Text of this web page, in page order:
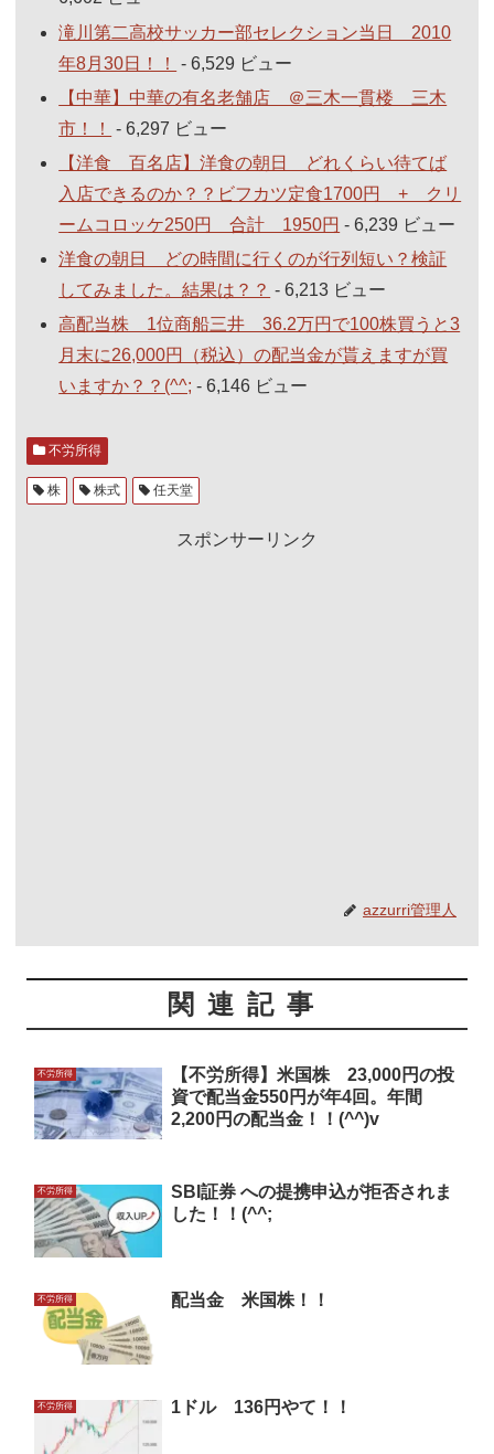
滝川第二高校サッカー部セレクション当日 2010
年8月30日！！
- 6,529 ビュー
【中華】中華の有名老舗店 ＠三木一貫楼 三木
市！！
- 6,297 ビュー
【洋食 百名店】洋食の朝日 どれくらい待てば
入店できるのか？？ビフカツ定食1700円 + クリ
ームコロッケ250円 合計 1950円 - 6,239 ビュー
洋食の朝日 どの時間に行くのが行列短い？検証
してみました。結果は？？ - 6,213 ビュー
高配当株 1位商船三井 36.2万円で100株買うと3
月末に26,000円（税込）の配当金が貰えますが買
いますか？？(^^; - 6,146 ビュー
不労所得
株 株式 任天堂
スポンサーリンク
azzurri管理人
関連記事
不労所得
【不労所得】米国株 23,000円の投
資で配当金550円が年4回。年間
2,200円の配当金！！(^^)v
不労所得
SBI証券 への提携申込が拒否されま
した！！(^^;
不労所得 配当金 米国株！！
不労所得 1ドル 136円やて！！